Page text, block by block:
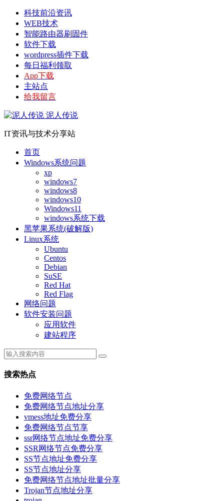
科技前沿资讯
WEB技术
智能路由器刷固件
软件下载
wordpress插件下载
每日福利领取
App下载
主站点
给我留言
泥人传说
IT资讯与技术分享站
首页
Windows系统问题
xp
windows7
windows8
windows10
Windows11
windows系统下载
黑苹果系统(破解版)
Linux系统
Ubuntu
Centos
Debian
SuSE
Red Hat
Red Flag
网络问题
软件安装问题
应用软件
建站程序
搜索热点
免费网络节点
免费网络节点地址分享
vmess地址免费分享
免费网络节点节享
ssr网络节点地址免费分享
SSR网络节点免费分享
SS节点地址免费分享
SS节点地址分享
免费网络节点地址批量分享
Trojan节点地址分享